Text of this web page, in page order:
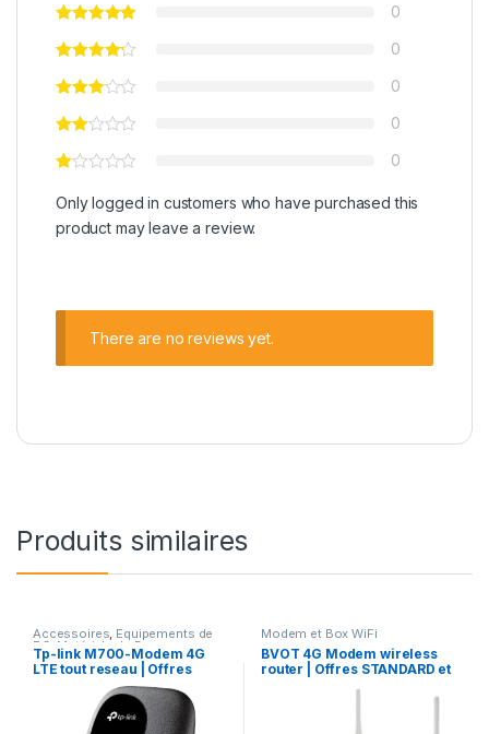
0
0
0
0
0
Only logged in customers who have purchased this
product may leave a review.
There are no reviews yet.
Produits similaires
Accessoires, Equipements de
PC Matériels de Bureau
Modem et Box WiFi
Tp-link M700-Modem 4G
LTE tout reseau | Offres
STANDARD et VIP
Modem et Box WiFi
BVOT 4G Modem wireless
router | Offres STANDARD et